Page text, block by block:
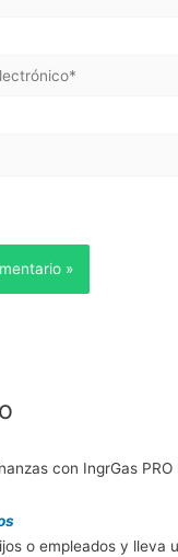
con IngrGas PRO
o empleados y lleva